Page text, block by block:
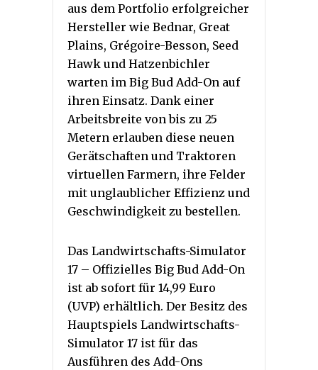
aus dem Portfolio erfolgreicher
Hersteller wie Bednar, Great
Plains, Grégoire-Besson, Seed
Hawk und Hatzenbichler
warten im Big Bud Add-On auf
ihren Einsatz. Dank einer
Arbeitsbreite von bis zu 25
Metern erlauben diese neuen
Gerätschaften und Traktoren
virtuellen Farmern, ihre Felder
mit unglaublicher Effizienz und
Geschwindigkeit zu bestellen.
Das Landwirtschafts-Simulator
17 – Offizielles Big Bud Add-On
ist ab sofort für 14,99 Euro
(UVP) erhältlich. Der Besitz des
Hauptspiels Landwirtschafts-
Simulator 17 ist für das
Ausführen des Add-Ons